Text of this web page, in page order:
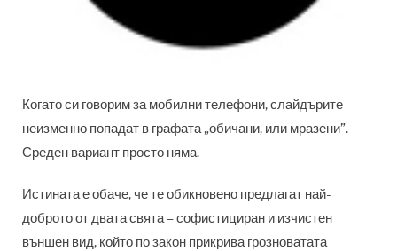
Когато си говорим за мобилни телефони, слайдърите
неизменно попадат в графата „обичани, или мразени”.
Среден вариант просто няма.
Истината е обаче, че те обикновено предлагат най-
доброто от двата свята – софистициран и изчистен
външен вид, който по закон прикрива грозноватата